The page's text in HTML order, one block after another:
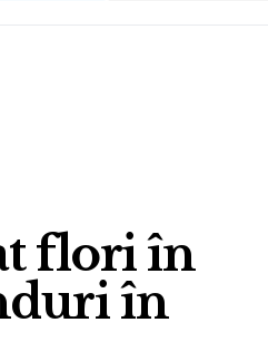
flori în
în